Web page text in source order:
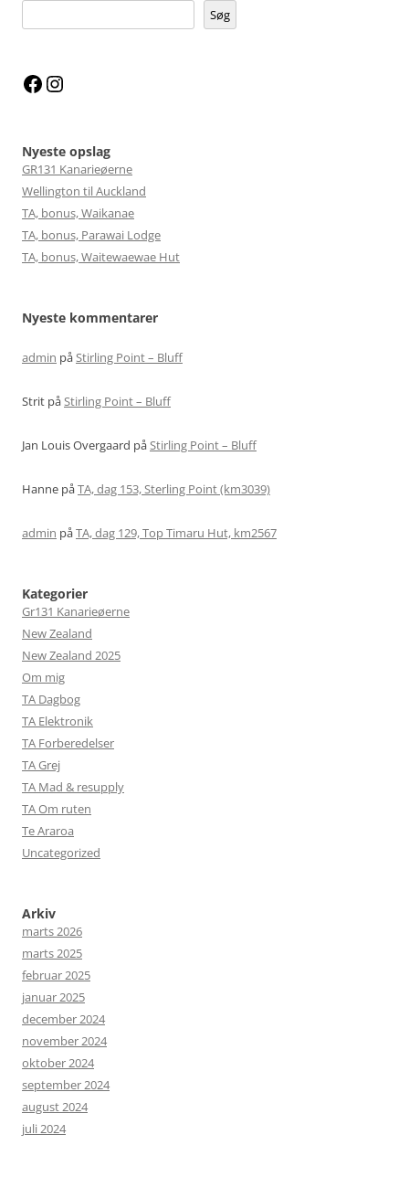
Søg
Facebook
Nyeste opslag
GR131 Kanarieøerne
Wellington til Auckland
TA, bonus, Waikanae
TA, bonus, Parawai Lodge
TA, bonus, Waitewaewae Hut
Nyeste kommentarer
admin påStirling Point – Bluff
Strit påStirling Point – Bluff
Jan Louis Overgaard påStirling Point – Bluff
Hanne påTA, dag 153, Sterling Point (km3039)
admin påTA, dag 129, Top Timaru Hut, km2567
Kategorier
Gr131 Kanarieøerne
New Zealand
New Zealand 2025
Om mig
TA Dagbog
TA Elektronik
TA Forberedelser
TA Grej
TA Mad & resupply
TA Om ruten
Te Araroa
Uncategorized
Arkiv
marts 2026
marts 2025
februar 2025
januar 2025
december 2024
november 2024
oktober 2024
september 2024
august 2024
juli 2024